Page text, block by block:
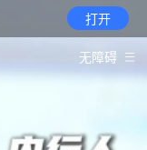
打开
无障碍